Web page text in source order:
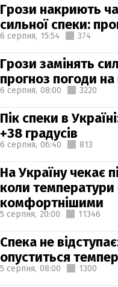
Грози накриють
сильної спеки:
6 серпня, 15:54 374
Грози замінять
прогноз погоди
6 серпня, 08:00 3220
Пік спеки в
+38 градусів
6 серпня, 06:40 813
На Україну чекає
коли температури
комфортнішими
5 серпня, 20:00 11346
Спека не
опуститься
5 серпня, 08:00 1300